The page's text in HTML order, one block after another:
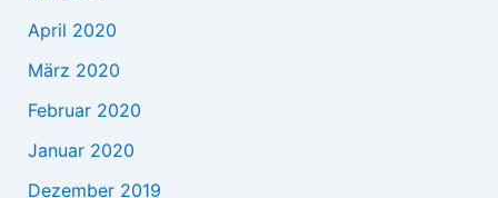
April 2020
März 2020
Februar 2020
Januar 2020
Dezember 2019